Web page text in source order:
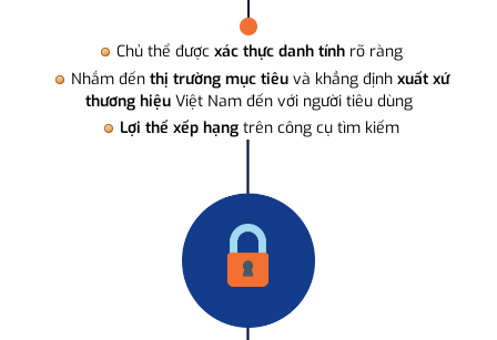
Chủ thể được xác thực danh tính rõ ràng
Nhắm đến thị trường mục tiêuvà khẳng định xuất xứ
thương hiệuViệt Nam đến với người tiêu dùng
Lợi thế xếp hạng trên công cụ tìm kiếm